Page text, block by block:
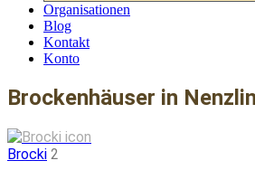
Organisationen
Blog
Kontakt
Konto
Brockenhäuser in
Brocki 2